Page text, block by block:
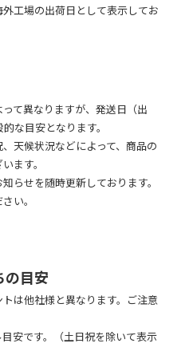
：Adobe IllustratorCS4～CC)
ください。
てください。
す。必ずご確認ください。ガイドレ
イト)
く使われています。
注意：
、摩擦の多い場所でご使用された
よび印刷が剥がれてしまう可能性
ルムの影響で顔や肌が赤みの強い
を両面から挟み込み、熱圧着でコ
汚れから保護します。
工場の出荷日として表示してお
て異なりますが、発送日（出
な目安となります。
天候状況などによって、商品の
ます。
らせを随時更新しております。
い。
の目安
は他社様と異なります。ご注意
安です。（土日祝を除いて表示